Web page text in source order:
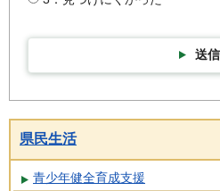
送信
県民生活
青少年健全育成支援